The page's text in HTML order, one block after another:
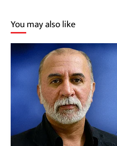
You may also like